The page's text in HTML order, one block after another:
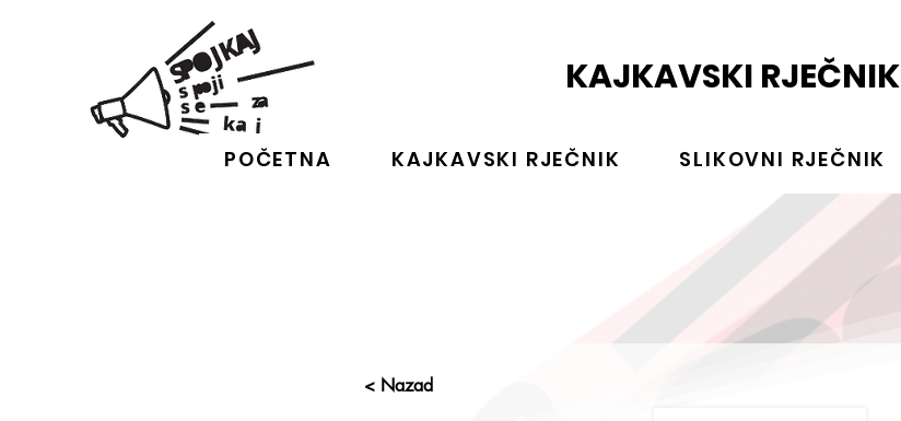
KAJKAVSKI RJEČNIK
POČETNA KAJKAVSKI RJEČNIK SLIKOVNI RJEČNIK
< Nazad